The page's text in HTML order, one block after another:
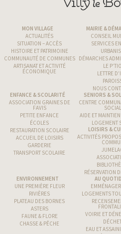
MON VILLAGE
ACTUALITÉS
SITUATION – ACCÈS
HISTOIRE ET PATRIMOINE
COMMUNAUTÉ DE COMMUNES
ARTISANAT ET ACTIVITÉ
ÉCONOMIQUE
MAIRIE &
CONSEIL
SERVICES
DÉMARCHES
LE
LETTRE
NOUS
ENFANCE & SCOLARITÉ
ASSOCIATION GRAINES DE
FAVIS
PETITE ENFANCE
ÉCOLES
RESTAURATION SCOLAIRE
ACCUEIL DE LOISIRS
GARDERIE
TRANSPORT SCOLAIRE
SENIORS &
CENTRE
AIDE ET
LOGEMENT
LOISIRS &
ACTIVITÉS
RÉSERVATION
ENVIRONNEMENT
UNE PREMIÈRE FLEUR
RIVIÈRES
PLATEAU DES BORNES
ASTERS
FAUNE & FLORE
CHASSE & PÊCHE
AU
LOGEMENTS
VOIRIE ET
EAU ET